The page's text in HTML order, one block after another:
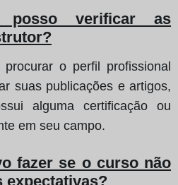
verificar as
o perfil profissional
suas publicações e artigos,
alguma certificação ou
em seu campo.
fazer se o curso não
expectativas?